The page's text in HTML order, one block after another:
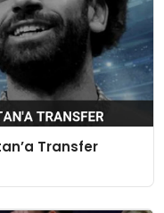
Transfer